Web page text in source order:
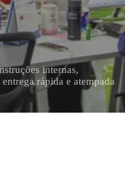
internas,
rápida e atempada